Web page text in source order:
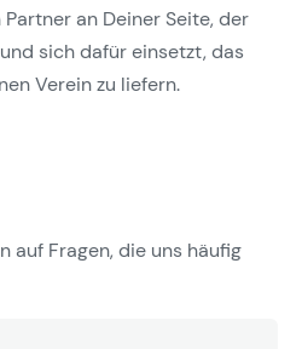
an Deiner Seite, der
sich dafür einsetzt, das
Verein zu liefern.
auf Fragen, die uns häufig